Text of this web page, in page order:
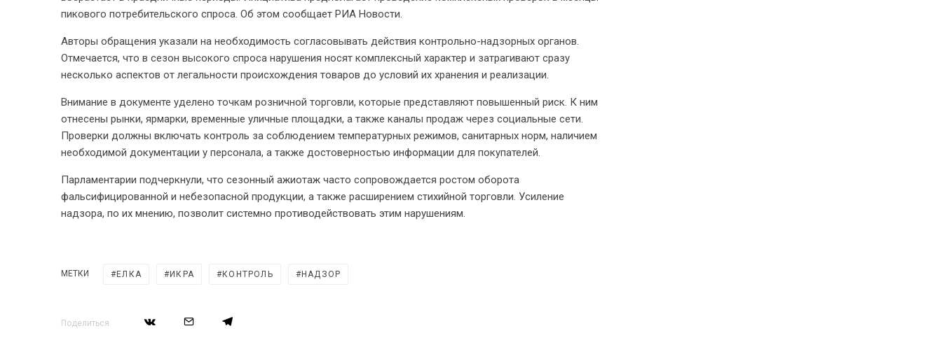
пикового потребительского спроса. Об этом сообщает РИА Новости.
Авторы обращения указали на необходимость согласовывать действия контрольно-надзорных органов.
Отмечается, что в сезон высокого спроса нарушения носят комплексный характер и затрагивают сразу
несколько аспектов от легальности происхождения товаров до условий их хранения и реализации.
Внимание в документе уделено точкам розничной торговли, которые представляют повышенный риск. К ним
отнесены рынки, ярмарки, временные уличные площадки, а также каналы продаж через социальные сети.
Проверки должны включать контроль за соблюдением температурных режимов, санитарных норм, наличием
необходимой документации у персонала, а также достоверностью информации для покупателей.
Парламентарии подчеркнули, что сезонный ажиотаж часто сопровождается ростом оборота
фальсифицированной и небезопасной продукции, а также расширением стихийной торговли. Усиление
надзора, по их мнению, позволит системно противодействовать этим нарушениям.
МЕТКИ ЕЛКА ИКРА КОНТРОЛЬ НАДЗОР
Поделиться